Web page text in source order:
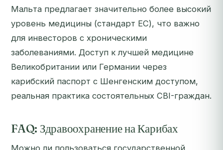
Мальта предлагает значительно более высокий
уровень медицины (стандарт ЕС), что важно
для инвесторов с хроническими
заболеваниями. Доступ к лучшей медицине
Великобритании или Германии через
карибский паспорт с Шенгенским доступом,
реальная практика состоятельных CBI-граждан.
FAQ: Здравоохранение на Карибах
Можно ли пользоваться государственной